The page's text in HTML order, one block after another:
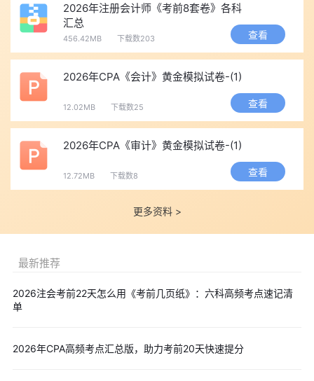
特殊审计事项，到职业道德、事务所质量控制、新增鉴证章节，完
整无缺。
2026年新增考点，层次分明，重点一目了然。
3. 逻辑链条完整
每一章都按照“概念—分类—条件—程序—风险—结论”统一逻
辑搭建，贴合考试答题思路，帮助考生养成标准审计答题话术。
4. 简洁轻量化，可保存可打印
摒弃教材冗长文字，只保留核心得分点，页面干净清爽，适合
手机保存随时翻看，也可以打印成册作为专属笔记。
4月份完成报名的考生千万别忘记缴费！
为保证大家按时缴费，建议点击此处【 免费预约短信提醒】服
务，我们会短信提醒大家2026年注会缴费截止时间、考试时间等，
总！
2026年注册会计师《考前8套卷》各科
汇总
456.42MB 下载数203 查看
2026年CPA《会计》黄金模拟试卷-(1)
12.02MB 下载数25 查看
2026年CPA《审计》黄金模拟试卷-(1)
12.72MB 下载数8 查看
更多资料 >
最新推荐
2026注会考前22天怎么用《考前几页纸》：六科高频考点速记清
单
2026年CPA高频考点汇总版，助力考前20天快速提分